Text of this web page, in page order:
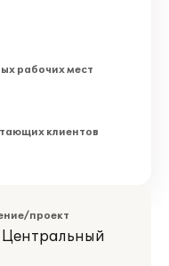
рабочих мест
клиентов
проект